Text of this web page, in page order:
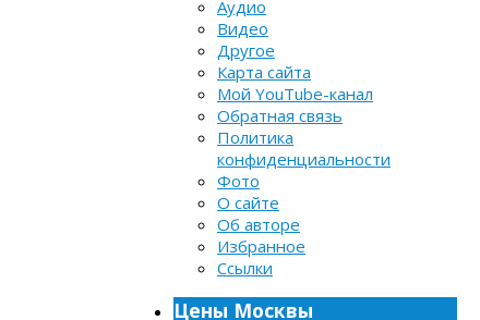
Аудио
Видео
Другое
Карта сайта
Мой YouTube-канал
Обратная связь
Политика
конфиденциальности
Фото
О сайте
Об авторе
Избранное
Ссылки
Цены Москвы